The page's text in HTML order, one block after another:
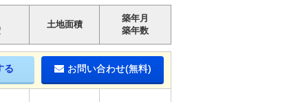
土地面積
築年月
築年数
る お問い合わせ(無料)